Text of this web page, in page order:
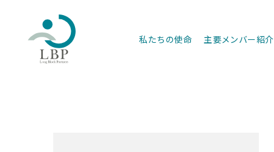
私たちの使命 主要メンバー紹介